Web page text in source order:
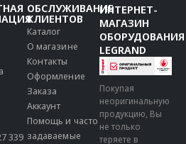
339
ОБСЛУЖИВАНИЕ
КЛИЕНТОВ
Каталог
О магазине
Контакты
Оформление
Заказа
Аккаунт
Помощь и часто
задаваемые
ИНТЕРНЕТ-
МАГАЗИН
ОБОРУДОВАНИЯ
LEGRAND
Покупая
неоригинальную
продукцию, Вы
не только
теряете в